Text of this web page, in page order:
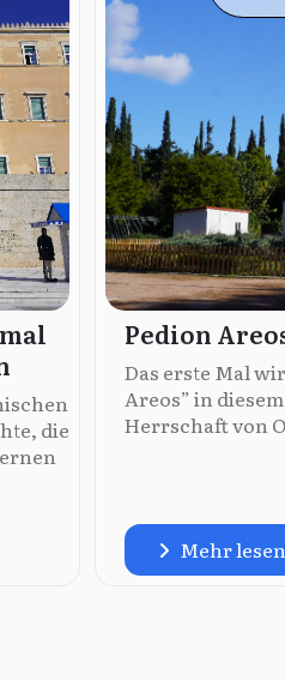
die
Pedion
Das erste Mal
Areos” in
Herrschaft von
Mehr lesen